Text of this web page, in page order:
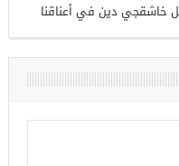
الإنسانية في 2017